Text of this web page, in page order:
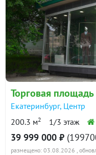
Торговая
Екатеринбург, Центр
200.3 м2 1/3 этаж
39 999 000 ₽
размещено: 03.08.2026 ,